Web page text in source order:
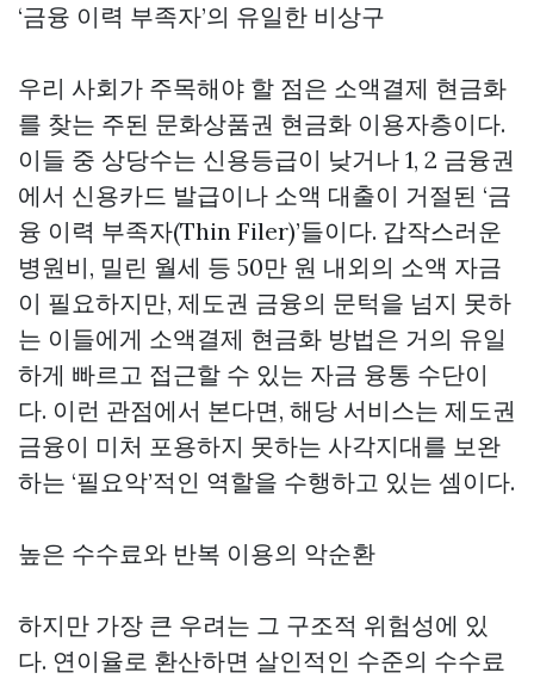
‘금융 이력 부족자’의 유일한 비상구
우리 사회가 주목해야 할 점은 소액결제 현금화
를 찾는 주된 문화상품권 현금화 이용자층이다.
이들 중 상당수는 신용등급이 낮거나 1, 2 금융권
에서 신용카드 발급이나 소액 대출이 거절된 ‘금
융 이력 부족자(Thin Filer)’들이다. 갑작스러운
병원비, 밀린 월세 등 50만 원 내외의 소액 자금
이 필요하지만, 제도권 금융의 문턱을 넘지 못하
는 이들에게 소액결제 현금화 방법은 거의 유일
하게 빠르고 접근할 수 있는 자금 융통 수단이
다. 이런 관점에서 본다면, 해당 서비스는 제도권
금융이 미처 포용하지 못하는 사각지대를 보완
하는 ‘필요악’적인 역할을 수행하고 있는 셈이다.
높은 수수료와 반복 이용의 악순환
하지만 가장 큰 우려는 그 구조적 위험성에 있
다. 연이율로 환산하면 살인적인 수준의 수수료